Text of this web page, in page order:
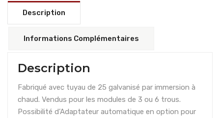
Description
Informations Complémentaires
Description
Fabriqué avec tuyau de 25 galvanisé par immersion à
chaud. Vendus pour les modules de 3 ou 6 trous.
Possibilité d’Adaptateur automatique en option pour